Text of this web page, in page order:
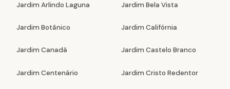
Jardim Arlindo Laguna Jardim Bela Vista
Jardim Botânico Jardim Califórnia
Jardim Canadá Jardim Castelo Branco
Jardim Centenário Jardim Cristo Redentor